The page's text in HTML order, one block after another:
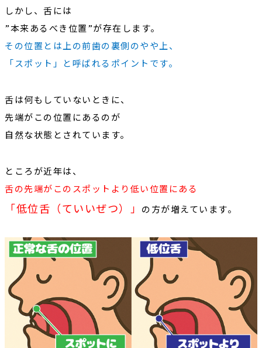
しかし、舌には
”本来あるべき位置”が存在します。
その位置とは上の前歯の裏側のやや上、
「スポット」と呼ばれるポイントです。
舌は何もしていないときに、
先端がこの位置にあるのが
自然な状態とされています。
ところが近年は、
舌の先端がこのスポットより低い位置にある
「低位舌（ていいぜつ）」 の方が増えています。